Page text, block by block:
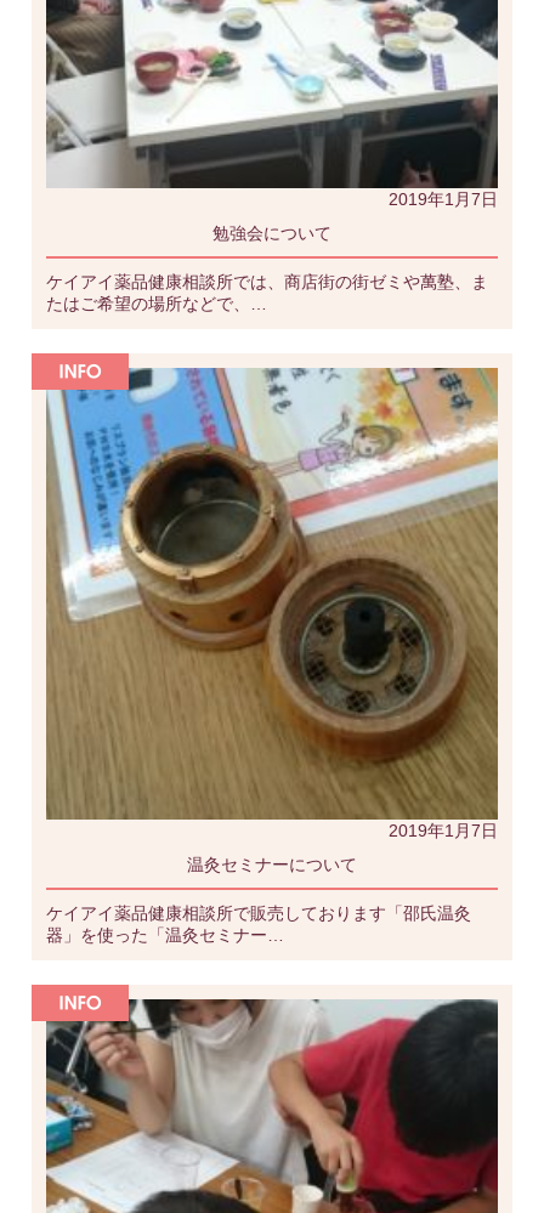
2019年1月7日
勉強会について
ケイアイ薬品健康相談所では、商店街の街ゼミや萬塾、ま
たはご希望の場所などで、…
2019年1月7日
温灸セミナーについて
ケイアイ薬品健康相談所で販売しております「邵氏温灸
器」を使った「温灸セミナー…